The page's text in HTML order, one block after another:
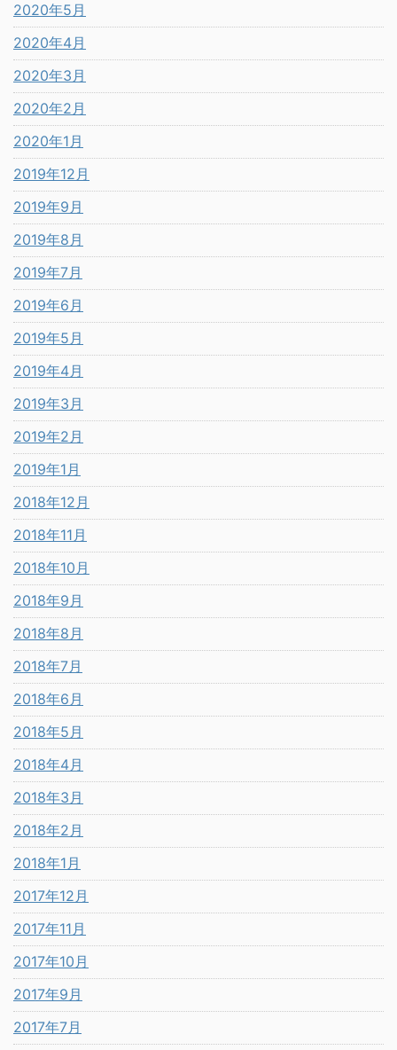
2020年5月
2020年4月
2020年3月
2020年2月
2020年1月
2019年12月
2019年9月
2019年8月
2019年7月
2019年6月
2019年5月
2019年4月
2019年3月
2019年2月
2019年1月
2018年12月
2018年11月
2018年10月
2018年9月
2018年8月
2018年7月
2018年6月
2018年5月
2018年4月
2018年3月
2018年2月
2018年1月
2017年12月
2017年11月
2017年10月
2017年9月
2017年7月